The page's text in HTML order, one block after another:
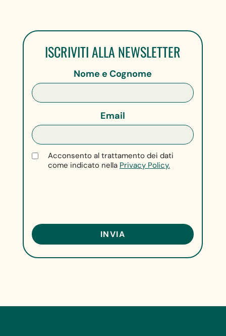
ISCRIVITI ALLA NEWSLETTER
Nome e Cognome
Email
Acconsento al trattamento dei dati
come indicato nella Privacy Policy.